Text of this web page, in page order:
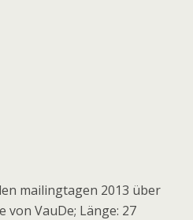
mailingtagen 2013 über
von VauDe; Länge: 27